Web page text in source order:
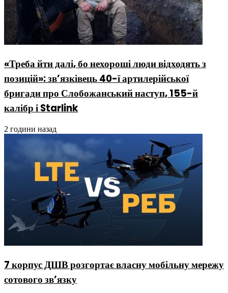
«Треба йти далі, бо нехороші люди відходять з
позицій»: зв’язківець 40-ї артилерійської
бригади про Слобожанський наступ, 155-й
калібр і Starlink
2 години назад
7 корпус ДШВ розгортає власну мобільну мережу
сотового зв’язку